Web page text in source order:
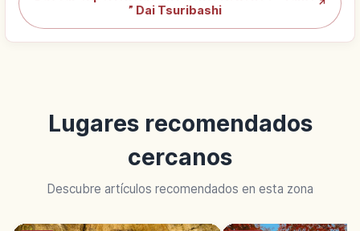
” Dai Tsuribashi
↗
Lugares recomendados
cercanos
Descubre artículos recomendados en esta zona